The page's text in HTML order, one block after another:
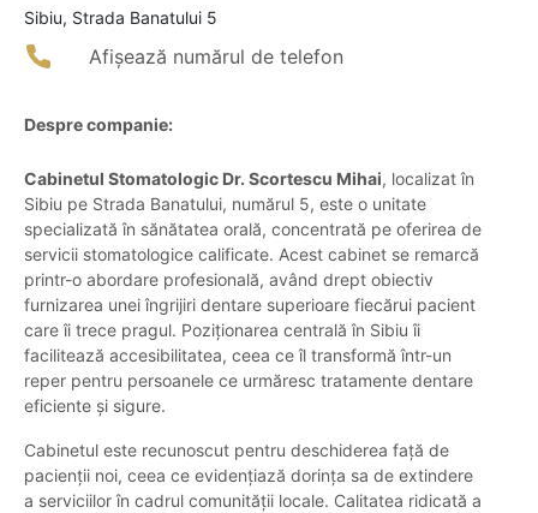
Sibiu, Strada Banatului 5
Afișează numărul de telefon
Despre companie:
Cabinetul Stomatologic Dr. Scortescu Mihai, localizat în
Sibiu pe Strada Banatului, numărul 5, este o unitate
specializată în sănătatea orală, concentrată pe oferirea de
servicii stomatologice calificate. Acest cabinet se remarcă
printr-o abordare profesională, având drept obiectiv
furnizarea unei îngrijiri dentare superioare fiecărui pacient
care îi trece pragul. Poziționarea centrală în Sibiu îi
facilitează accesibilitatea, ceea ce îl transformă într-un
reper pentru persoanele ce urmăresc tratamente dentare
eficiente și sigure.
Cabinetul este recunoscut pentru deschiderea față de
pacienții noi, ceea ce evidențiază dorința sa de extindere
a serviciilor în cadrul comunității locale. Calitatea ridicată a